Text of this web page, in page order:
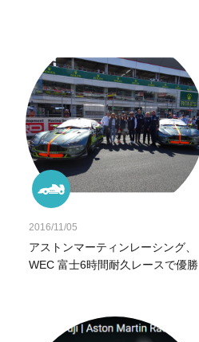
2016/11/05
アストンマーティンレーシング、
WEC 富士6時間耐久レースで優勝